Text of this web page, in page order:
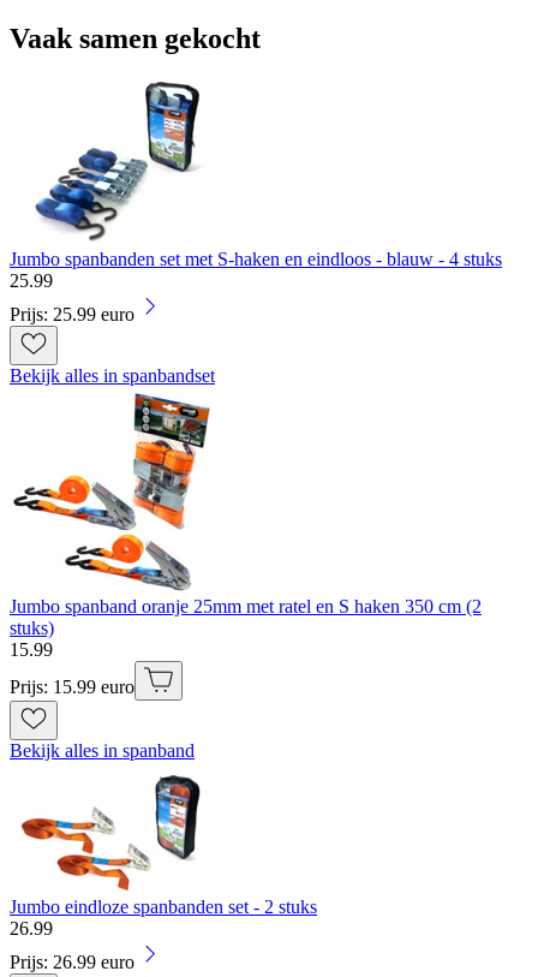
Vaak samen gekocht
Jumbo spanbanden set met S-haken en eindloos - blauw - 4 stuks
25.99
Prijs: 25.99 euro
Bekijk alles in spanbandset
Jumbo spanband oranje 25mm met ratel en S haken 350 cm (2
stuks)
15.99
Prijs: 15.99 euro
Bekijk alles in spanband
Jumbo eindloze spanbanden set - 2 stuks
26.99
Prijs: 26.99 euro